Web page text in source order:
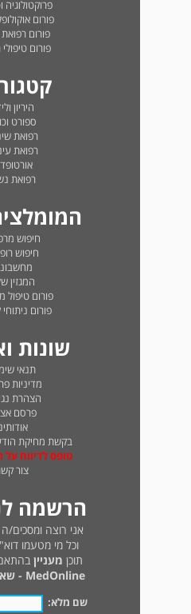
פרוקטולוגיה
פורום
פורום רפואת
פורום
היריון
ספורט
רפואת
רפואת
רפואת
חיפוש
חיפוש
המגזין
פורום טיפול
פורום
שונות
תנאי
מדיניות
הצהרת
פרסם
בקשת מחיקת
טופס לדיווח על
צור
הרשמה
אני רוצה
וכל מי מטעמו
תוכן מעניין
MedOnline - שאל את הרופא
שם מלא: